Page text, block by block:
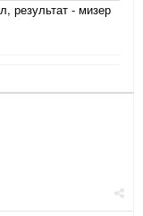
результат - мизер